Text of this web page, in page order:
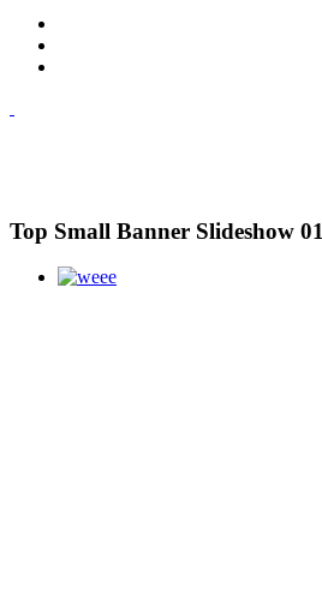
Top Small Banner Slideshow 01